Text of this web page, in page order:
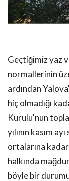
Geçtiğimiz yaz
normallerinin
ardından
hiç olmadığı
Kurulu'nun
yılının kasım
ortalarına
halkında
böyle bir